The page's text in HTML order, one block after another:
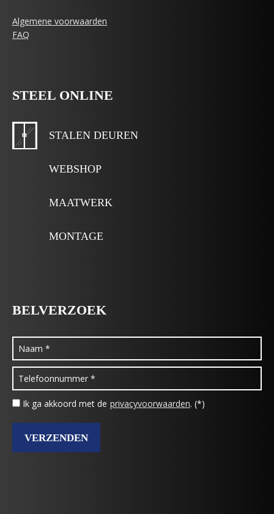
Algemene voorwaarden
FAQ
STEEL ONLINE
STALEN DEUREN
WEBSHOP
MAATWERK
MONTAGE
BELVERZOEK
Ik ga akkoord met de privacyvoorwaarden. (*)